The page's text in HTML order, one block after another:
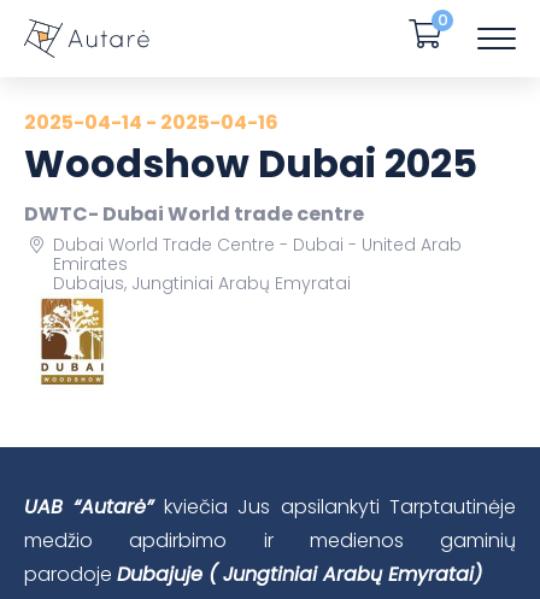
0
2025-04-14 - 2025-04-16
Woodshow Dubai 2025
DWTC- Dubai World trade centre
Dubai World Trade Centre - Dubai - United Arab
Emirates
Dubajus, Jungtiniai Arabų Emyratai
UAB “Autarė”kviečia Jus apsilankyti Tarptautinėje
medžio apdirbimo ir medienos gaminių
parodoje Dubajuje ( Jungtiniai Arabų Emyratai)